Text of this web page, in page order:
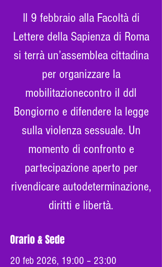
Il 9 febbraio alla Facoltà di
Lettere della Sapienza di Roma
si terrà un’assemblea cittadina
per organizzare la
mobilitazionecontro il ddl
Bongiorno e difendere la legge
sulla violenza sessuale. Un
momento di confronto e
partecipazione aperto per
rivendicare autodeterminazione,
diritti e libertà.
Orario & Sede
20 feb 2026, 19:00 – 23:00